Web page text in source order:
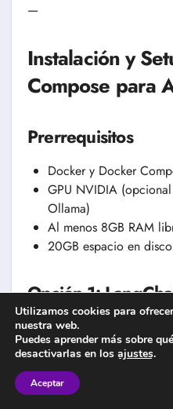
—
Instalación y
Compose para
Prerrequisitos
Docker y Docker
GPU NVIDIA
Ollama)
Al menos 8GB RAM
20GB espacio en
Opción 1:
Ollama
Crea docker-
Utilizamos cookies para
nuestra web.
Puedes aprender más sobre
desactivarlas en los ajustes.
Aceptar